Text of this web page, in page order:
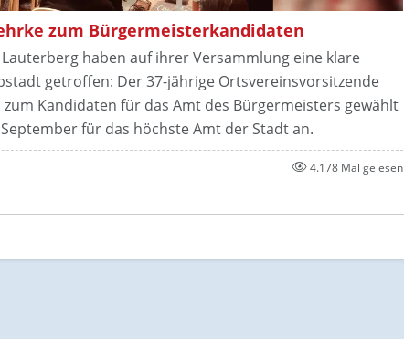
zum Bürgermeisterkandidaten
haben auf ihrer Versammlung eine klare
getroffen: Der 37-jährige Ortsvereinsvorsitzende
Kandidaten für das Amt des Bürgermeisters gewählt
für das höchste Amt der Stadt an.
4.178 Mal gelesen